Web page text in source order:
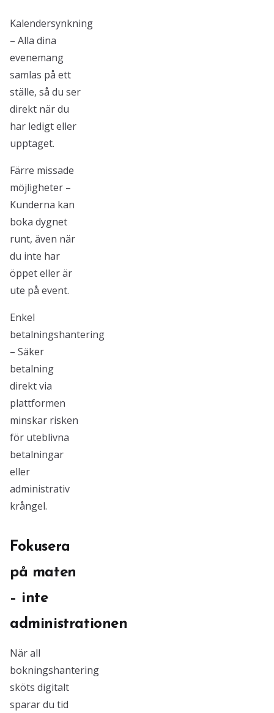
Kalendersynkning
– Alla dina
evenemang
samlas på ett
ställe, så du ser
direkt när du
har ledigt eller
upptaget.
Färre missade
möjligheter –
Kunderna kan
boka dygnet
runt, även när
du inte har
öppet eller är
ute på event.
Enkel
betalningshantering
– Säker
betalning
direkt via
plattformen
minskar risken
för uteblivna
betalningar
eller
administrativ
krångel.
Fokusera
på maten
– inte
administrationen
När all
bokningshantering
sköts digitalt
sparar du tid